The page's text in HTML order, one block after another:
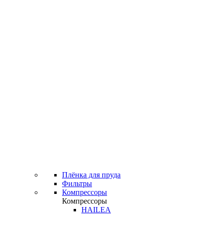
Плёнка для пруда
Фильтры
Компрессоры
Компрессоры
HAILEA